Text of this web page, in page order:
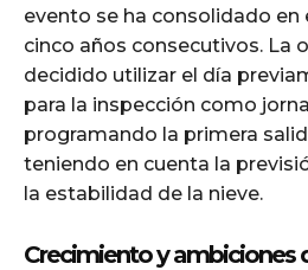
evento se ha consolidado en
cinco años consecutivos. La
decidido utilizar el día
para la inspección como
programando la primera
teniendo en cuenta la
la estabilidad de la nieve.
Crecimiento y ambiciones